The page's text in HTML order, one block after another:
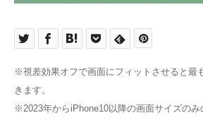
※視差効果オフで画面にフィットさせると最
きます。
※2023年からiPhone10以降の画面サイズのみ